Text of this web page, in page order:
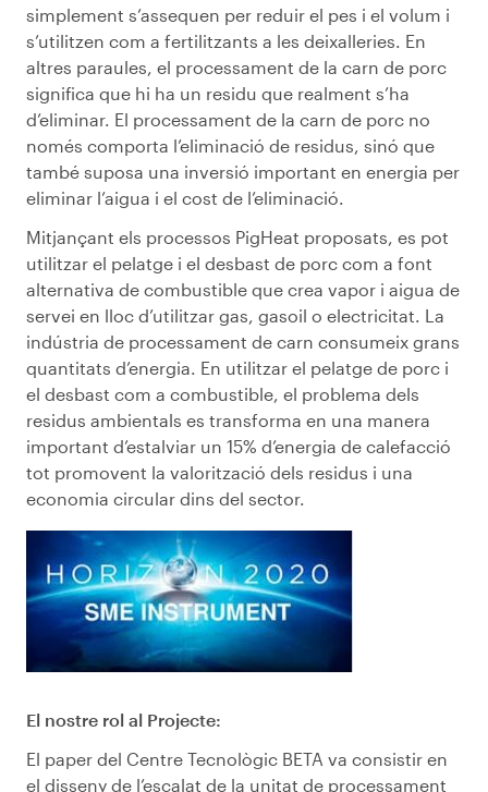
simplement s’assequen per reduir el pes i el volum i
s’utilitzen com a fertilitzants a les deixalleries. En
altres paraules, el processament de la carn de porc
significa que hi ha un residu que realment s’ha
d’eliminar. El processament de la carn de porc no
només comporta l’eliminació de residus, sinó que
també suposa una inversió important en energia per
eliminar l’aigua i el cost de l’eliminació.
Mitjançant els processos PigHeat proposats, es pot
utilitzar el pelatge i el desbast de porc com a font
alternativa de combustible que crea vapor i aigua de
servei en lloc d’utilitzar gas, gasoil o electricitat. La
indústria de processament de carn consumeix grans
quantitats d’energia. En utilitzar el pelatge de porc i
el desbast com a combustible, el problema dels
residus ambientals es transforma en una manera
important d’estalviar un 15% d’energia de calefacció
tot promovent la valorització dels residus i una
economia circular dins del sector.
El nostre rol al Projecte:
El paper del Centre Tecnològic BETA va consistir en
el disseny de l’escalat de la unitat de processament